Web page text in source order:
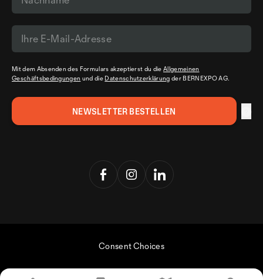
Mit dem Absenden des Formulars akzeptierst du dieAllgemeinen
Geschäftsbedingungen und die Datenschutzerklärung der BERNEXPO AG.
Consent Choices